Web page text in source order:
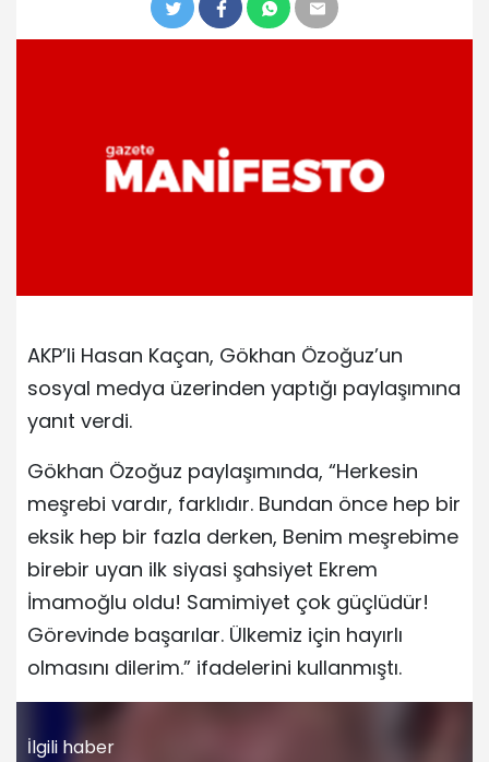
AKP’li Hasan Kaçan, Gökhan Özoğuz’un
sosyal medya üzerinden yaptığı paylaşımına
yanıt verdi.
Gökhan Özoğuz paylaşımında, “Herkesin
meşrebi vardır, farklıdır. Bundan önce hep bir
eksik hep bir fazla derken, Benim meşrebime
birebir uyan ilk siyasi şahsiyet Ekrem
İmamoğlu oldu! Samimiyet çok güçlüdür!
Görevinde başarılar. Ülkemiz için hayırlı
olmasını dilerim.” ifadelerini kullanmıştı.
İlgili haber